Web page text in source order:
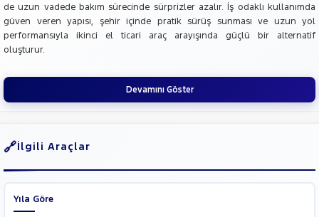
SEAT
SKODA
SSANGYONG
de uzun vadede bakım sürecinde sürprizler azalır. İş odaklı kullanımda
güven veren yapısı, şehir içinde pratik sürüş sunması ve uzun yol
performansıyla ikinci el ticari araç arayışında güçlü bir alternatif
oluşturur.
Devamını Göster
İlgili Araçlar
Yıla Göre